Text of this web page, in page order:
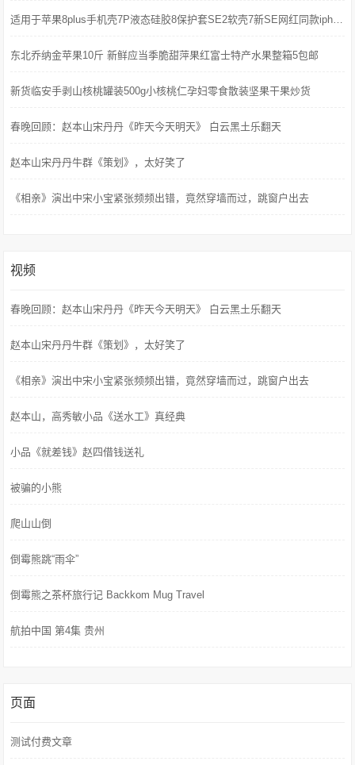
适用于苹果8plus手机壳7P液态硅胶8保护套SE2软壳7新SE网红同款iphone全包防摔七保护壳八潮牌9抖音男简约女
东北乔纳金苹果10斤 新鲜应当季脆甜萍果红富士特产水果整箱5包邮
新货临安手剥山核桃罐装500g小核桃仁孕妇零食散装坚果干果炒货
春晚回顾：赵本山宋丹丹《昨天今天明天》 白云黑土乐翻天
赵本山宋丹丹牛群《策划》，太好笑了
《相亲》演出中宋小宝紧张频频出错，竟然穿墙而过，跳窗户出去
视频
春晚回顾：赵本山宋丹丹《昨天今天明天》 白云黑土乐翻天
赵本山宋丹丹牛群《策划》，太好笑了
《相亲》演出中宋小宝紧张频频出错，竟然穿墙而过，跳窗户出去
赵本山，高秀敏小品《送水工》真经典
小品《就差钱》赵四借钱送礼
被骗的小熊
爬山山倒
倒霉熊跳“雨伞”
倒霉熊之茶杯旅行记 Backkom Mug Travel
航拍中国 第4集 贵州
页面
测试付费文章